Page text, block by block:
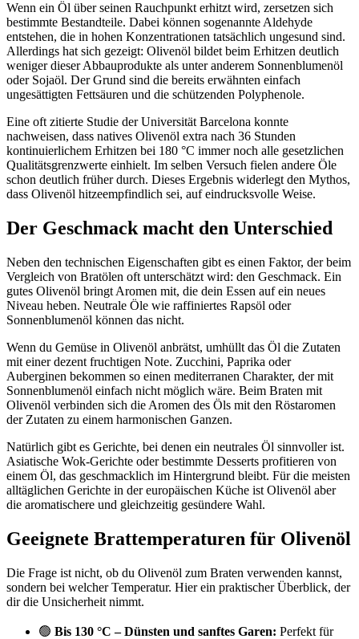
Wenn ein Öl über seinen Rauchpunkt erhitzt wird, zersetzen sich
bestimmte Bestandteile. Dabei können sogenannte Aldehyde
entstehen, die in hohen Konzentrationen tatsächlich ungesund sind.
Allerdings hat sich gezeigt: Olivenöl bildet beim Erhitzen deutlich
weniger dieser Abbauprodukte als unter anderem Sonnenblumenöl
oder Sojaöl. Der Grund sind die bereits erwähnten einfach
ungesättigten Fettsäuren und die schützenden Polyphenole.
Eine oft zitierte Studie der Universität Barcelona konnte
nachweisen, dass natives Olivenöl extra nach 36 Stunden
kontinuierlichem Erhitzen bei 180 °C immer noch alle gesetzlichen
Qualitätsgrenzwerte einhielt. Im selben Versuch fielen andere Öle
schon deutlich früher durch. Dieses Ergebnis widerlegt den Mythos,
dass Olivenöl hitzeempfindlich sei, auf eindrucksvolle Weise.
Der Geschmack macht den Unterschied
Neben den technischen Eigenschaften gibt es einen Faktor, der beim
Vergleich von Bratölen oft unterschätzt wird: den Geschmack. Ein
gutes Olivenöl bringt Aromen mit, die dein Essen auf ein neues
Niveau heben. Neutrale Öle wie raffiniertes Rapsöl oder
Sonnenblumenöl können das nicht.
Wenn du Gemüse in Olivenöl anbrätst, umhüllt das Öl die Zutaten
mit einer dezent fruchtigen Note. Zucchini, Paprika oder
Auberginen bekommen so einen mediterranen Charakter, der mit
Sonnenblumenöl einfach nicht möglich wäre. Beim Braten mit
Olivenöl verbinden sich die Aromen des Öls mit den Röstaromen
der Zutaten zu einem harmonischen Ganzen.
Natürlich gibt es Gerichte, bei denen ein neutrales Öl sinnvoller ist.
Asiatische Wok-Gerichte oder bestimmte Desserts profitieren von
einem Öl, das geschmacklich im Hintergrund bleibt. Für die meisten
alltäglichen Gerichte in der europäischen Küche ist Olivenöl aber
die aromatischere und gleichzeitig gesündere Wahl.
Geeignete Brattemperaturen für Olivenöl
Die Frage ist nicht, ob du Olivenöl zum Braten verwenden kannst,
sondern bei welcher Temperatur. Hier ein praktischer Überblick, der
dir die Unsicherheit nimmt.
🟢 Bis 130 °C – Dünsten und sanftes Garen: Perfekt für